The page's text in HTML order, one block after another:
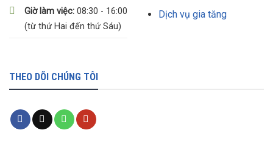
Giờ làm việc: 08:30 - 16:00
(từ thứ Hai đến thứ Sáu)
Dịch vụ gia tăng
THEO DÕI CHÚNG TÔI